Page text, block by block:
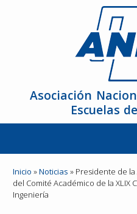
Asociación
Escuelas
La ANFEI
Organización
Inicio »Noticias » Presidente de
del Comité Académico de la XLIX
Ingeniería